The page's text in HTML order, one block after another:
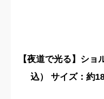
【夜道で光る】シ
込） サイズ：約